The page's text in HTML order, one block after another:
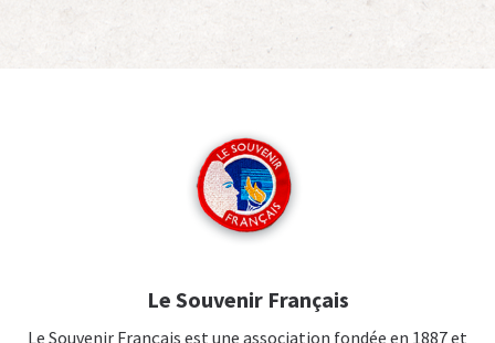
Le Souvenir Français
Le Souvenir Français est une association fondée en 1887 et